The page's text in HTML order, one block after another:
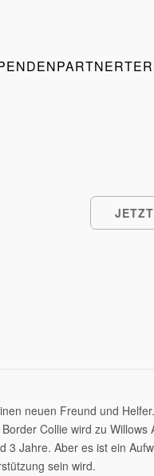
PARTNER
neuen Freund und
Collie wird zu
3 Jahre. Aber es ist ein
sein wird.